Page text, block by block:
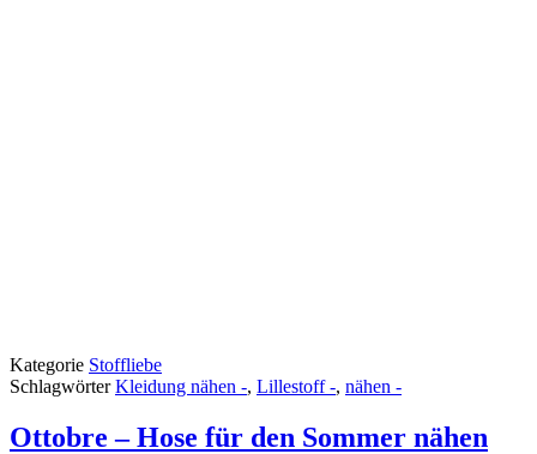
Kategorie Stoffliebe
SchlagwörterKleidung nähen -, Lillestoff -, nähen -
Ottobre – Hose für den Sommer nähen